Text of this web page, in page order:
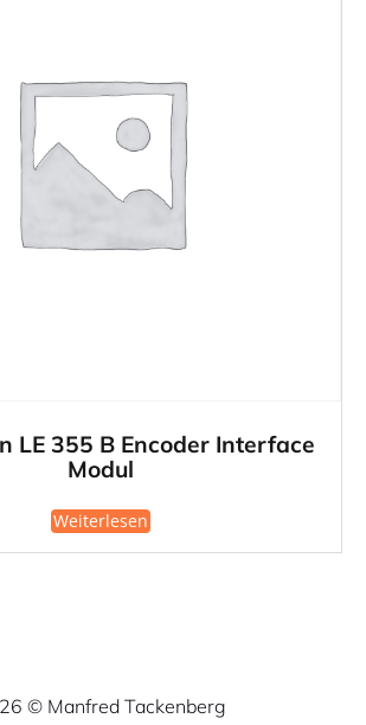
LE 355 B Encoder Interface
Modul
Weiterlesen
© Manfred Tackenberg